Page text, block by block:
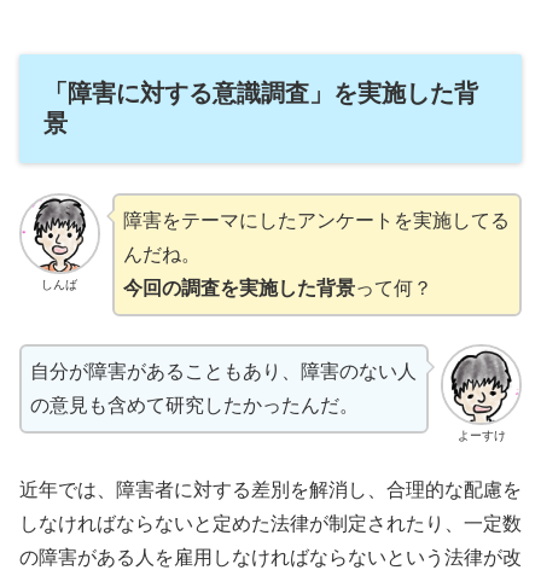
「障害に対する意識調査」を実施した背
景
しんば
障害をテーマにしたアンケートを実施してる
んだね。
今回の調査を実施した背景って何？
よーすけ
自分が障害があることもあり、障害のない人
の意見も含めて研究したかったんだ。
近年では、障害者に対する差別を解消し、合理的な配慮を
しなければならないと定めた法律が制定されたり、一定数
の障害がある人を雇用しなければならないという法律が改